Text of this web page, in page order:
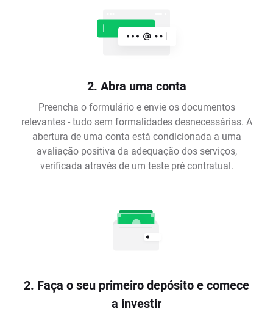
2. Abra uma conta
Preencha o formulário e envie os documentos
relevantes - tudo sem formalidades desnecessárias. A
abertura de uma conta está condicionada a uma
avaliação positiva da adequação dos serviços,
verificada através de um teste pré contratual.
2. Faça o seu primeiro depósito e comece
a investir